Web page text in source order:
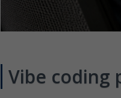
Vibe coding